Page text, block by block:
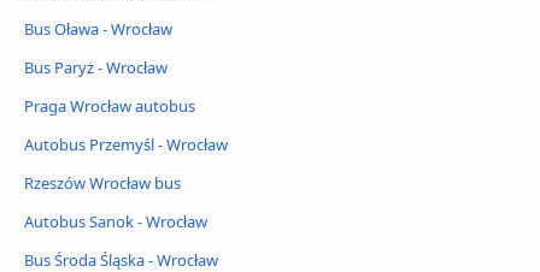
Bus Oława - Wrocław
Bus Paryż - Wrocław
Praga Wrocław autobus
Autobus Przemyśl - Wrocław
Rzeszów Wrocław bus
Autobus Sanok - Wrocław
Bus Środa Śląska - Wrocław